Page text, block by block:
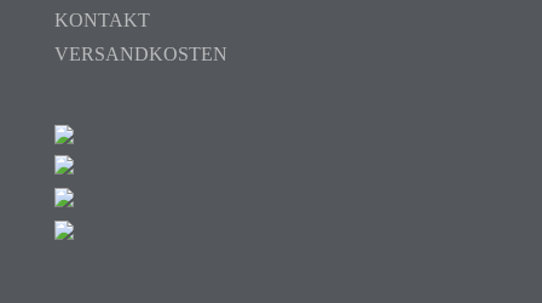
KONTAKT
VERSANDKOSTEN